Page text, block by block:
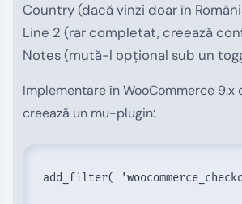
Country (dacă vinzi doar în
Line 2 (rar completat, creează
Notes (mută-l opțional sub un
Implementare în WooCommerce 9.x
creează un mu-plugin: